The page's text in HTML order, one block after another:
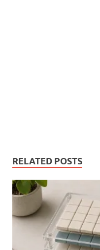
RELATED POSTS